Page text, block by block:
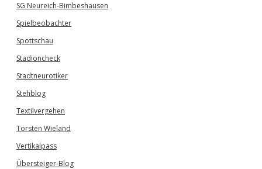
SG Neureich-Bimbeshausen
Spielbeobachter
Spottschau
Stadioncheck
Stadtneurotiker
Stehblog
Textilvergehen
Torsten Wieland
Vertikalpass
Übersteiger-Blog